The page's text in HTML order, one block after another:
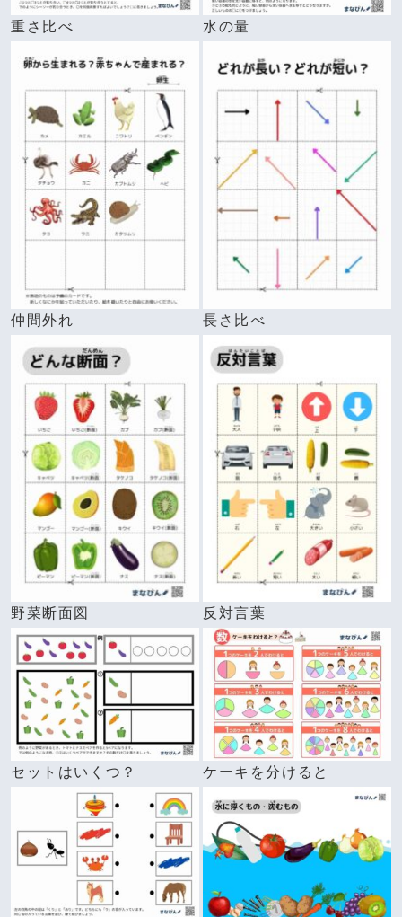
重さ比べ 水の量
仲間外れ 長さ比べ
野菜断面図 反対言葉
セットはいくつ？ ケーキを分けると